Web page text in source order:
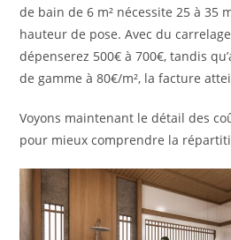
de bain de 6 m² nécessite 25 à 35
hauteur de pose. Avec du
dépenserez 500€ à 700€, tandis
de gamme à 80€/m², la facture
Voyons maintenant le détail des
pour mieux comprendre la